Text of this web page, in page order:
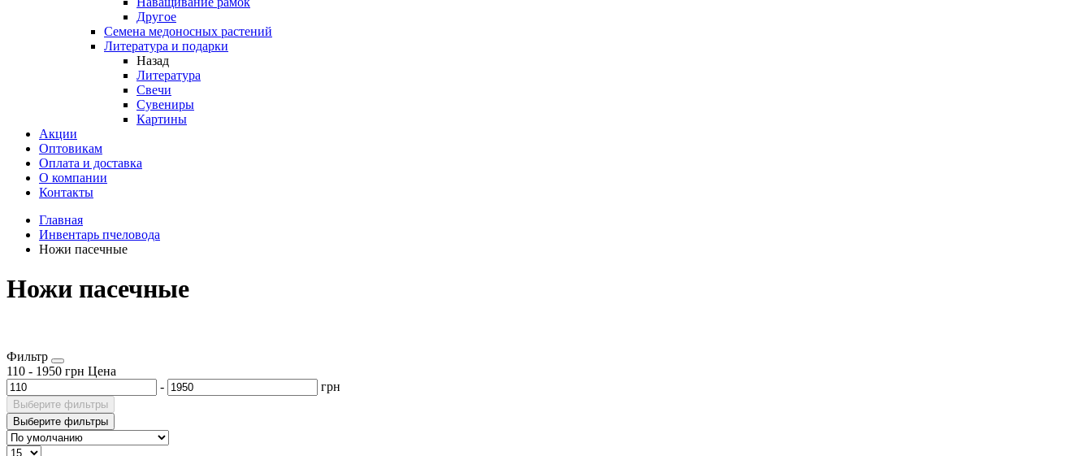
Другое
Семена медоносных растений
Литература и подарки
Назад
Литература
Свечи
Сувениры
Картины
Акции
Оптовикам
Оплата и доставка
О компании
Контакты
Главная
Инвентарь пчеловода
Ножи пасечные
Ножи пасечные
Фильтр
110 - 1950 грн Цена
-
грн
Выберите фильтры
Выберите фильтры